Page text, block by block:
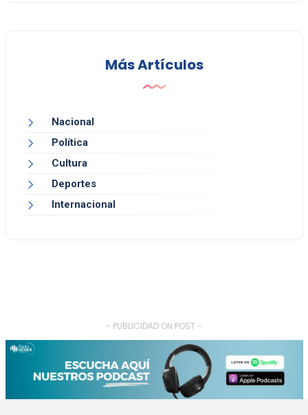
Más Artículos
Nacional
Política
Cultura
Deportes
Internacional
- PUBLICIDAD ON POST -